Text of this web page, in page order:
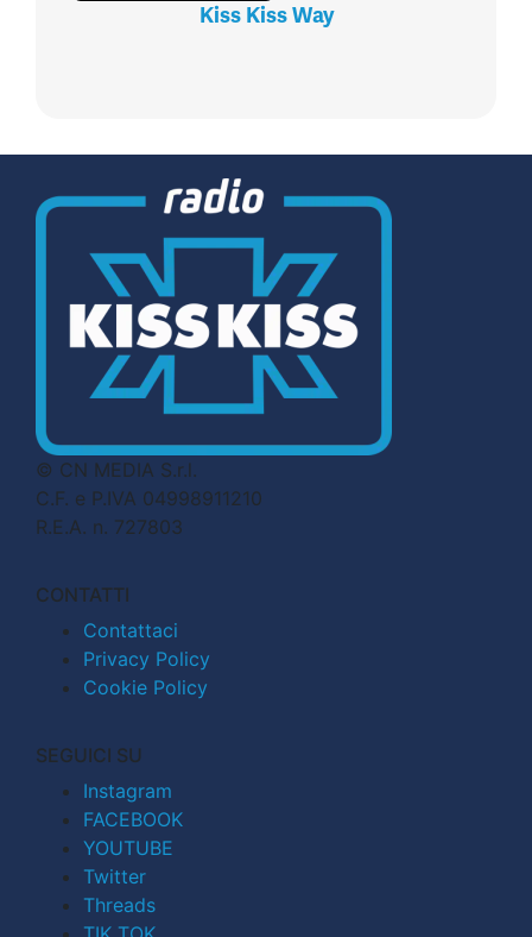
Kiss Kiss Way
© CN MEDIA S.r.l.
C.F. e P.IVA 04998911210
R.E.A. n. 727803
CONTATTI
Contattaci
Privacy Policy
Cookie Policy
SEGUICI SU
Instagram
FACEBOOK
YOUTUBE
Twitter
Threads